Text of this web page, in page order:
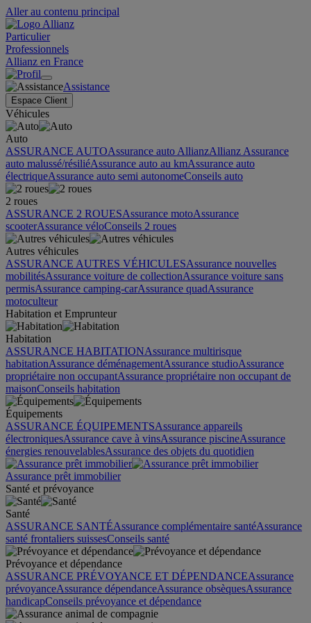
Aller au contenu principal
Particulier
Professionnels
Allianz en France
Assistance
Espace Client
Véhicules
Auto
ASSURANCE AUTOAssurance auto AllianzAllianz Assurance
auto malussé/résiliéAssurance auto au kmAssurance auto
électriqueAssurance auto semi autonomeConseils auto
2 roues
ASSURANCE 2 ROUESAssurance motoAssurance
scooterAssurance véloConseils 2 roues
Autres véhicules
ASSURANCE AUTRES VÉHICULESAssurance nouvelles
mobilitésAssurance voiture de collectionAssurance voiture sans
permisAssurance camping-carAssurance quadAssurance
motoculteur
Habitation et Emprunteur
Habitation
ASSURANCE HABITATIONAssurance multirisque
habitationAssurance déménagementAssurance studioAssurance
propriétaire non occupantAssurance propriétaire non occupant de
maisonConseils habitation
Équipements
ASSURANCE ÉQUIPEMENTSAssurance appareils
électroniquesAssurance cave à vinsAssurance piscineAssurance
énergies renouvelablesAssurance des objets du quotidien
Assurance prêt immobilier
Santé et prévoyance
Santé
ASSURANCE SANTÉAssurance complémentaire santéAssurance
santé frontaliers suissesConseils santé
Prévoyance et dépendance
ASSURANCE PRÉVOYANCE ET DÉPENDANCEAssurance
prévoyanceAssurance dépendanceAssurance obsèquesAssurance
handicapConseils prévoyance et dépendance